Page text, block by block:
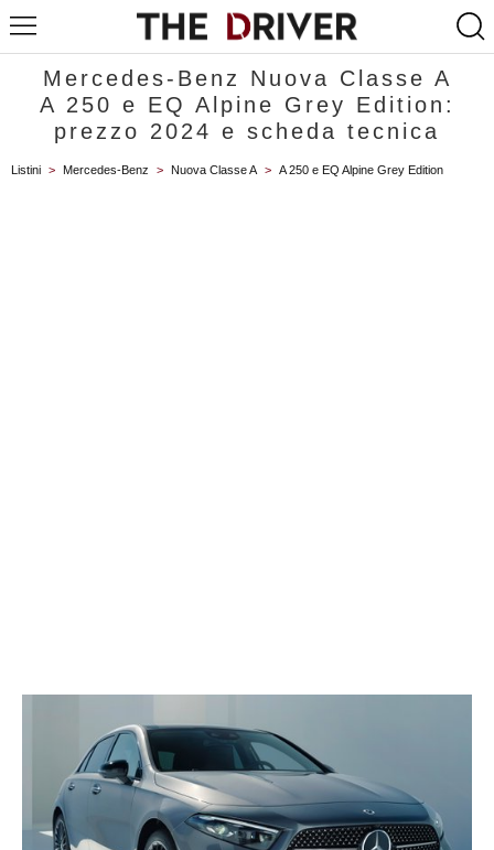
Mercedes-Benz Nuova Classe A
A 250 e EQ Alpine Grey Edition:
prezzo 2024 e scheda tecnica
Listini > Mercedes-Benz > Nuova Classe A > A 250 e EQ Alpine Grey Edition